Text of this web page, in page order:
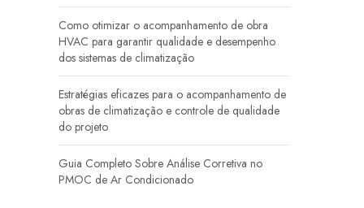
Como otimizar o acompanhamento de obra
HVAC para garantir qualidade e desempenho
dos sistemas de climatização
Estratégias eficazes para o acompanhamento de
obras de climatização e controle de qualidade
do projeto
Guia Completo Sobre Análise Corretiva no
PMOC de Ar Condicionado